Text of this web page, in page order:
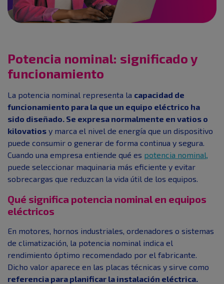
Potencia nominal: significado y
funcionamiento
La potencia nominal representa la capacidad de
funcionamiento para la que un equipo eléctrico ha
sido diseñado. Se expresa normalmente en vatios o
kilovatios y marca el nivel de energía que un dispositivo
puede consumir o generar de forma continua y segura.
Cuando una empresa entiende qué es potencia nominal,
puede seleccionar maquinaria más eficiente y evitar
sobrecargas que reduzcan la vida útil de los equipos.
Qué significa potencia nominal en equipos
eléctricos
En motores, hornos industriales, ordenadores o sistemas
de climatización, la potencia nominal indica el
rendimiento óptimo recomendado por el fabricante.
Dicho valor aparece en las placas técnicas y sirve como
referencia para planificar la instalación eléctrica.